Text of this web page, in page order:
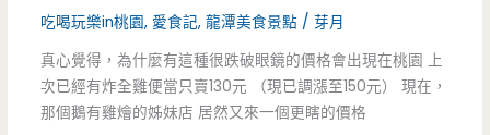
包
一
吃喝玩樂in桃園, 愛食記,龍潭美食景點 /芽月
真心覺得，為什麼有這種很跌破眼鏡的價格會出現在桃園 上
次已經有炸全雞便當只賣130元 （現已調漲至150元） 現在，
那個鵝有雞燴的姊妹店 居然又來一個更瞎的價格